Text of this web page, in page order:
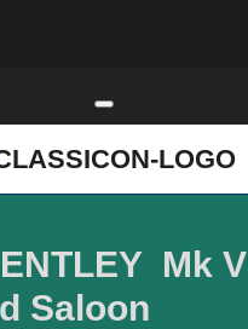
Toggle navigation
Mk V
Saloon